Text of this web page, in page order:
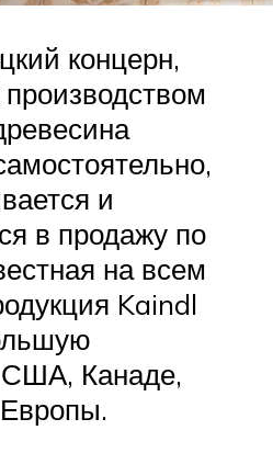
концерн,
и
в продажу по
на всем
Kaindl
США, Канаде,